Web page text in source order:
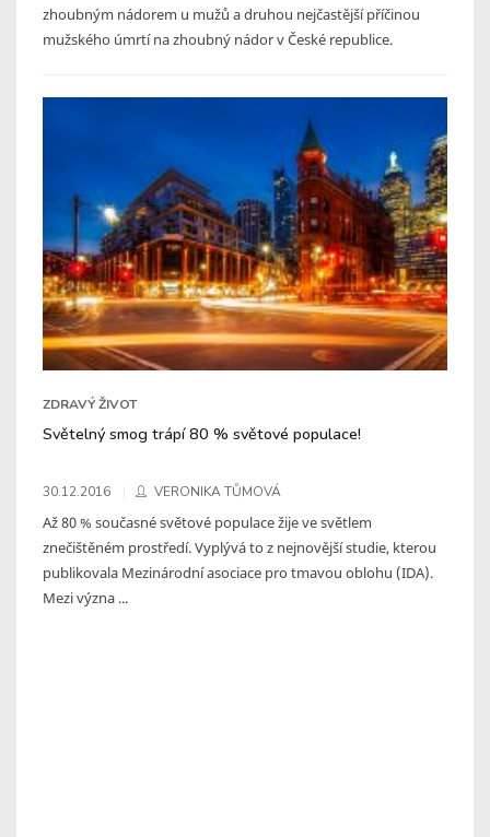
zhoubným nádorem u mužů a druhou nejčastější příčinou
mužského úmrtí na zhoubný nádor v České republice.
ZDRAVÝ ŽIVOT
Světelný smog trápí 80 % světové populace!
30.12.2016 VERONIKA TŮMOVÁ
Až 80 % současné světové populace žije ve světlem
znečištěném prostředí. Vyplývá to z nejnovější studie, kterou
publikovala Mezinárodní asociace pro tmavou oblohu (IDA).
Mezi význa ...